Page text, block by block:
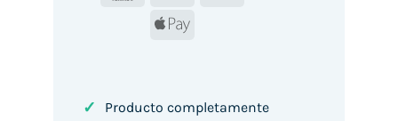
Apple
✓
Producto completamente